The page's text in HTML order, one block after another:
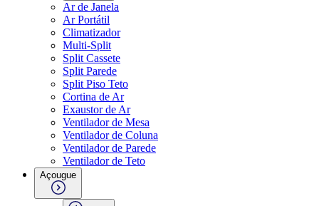
Ar de Janela
Ar Portátil
Climatizador
Multi-Split
Split Cassete
Split Parede
Split Piso Teto
Cortina de Ar
Exaustor de Ar
Ventilador de Mesa
Ventilador de Coluna
Ventilador de Parede
Ventilador de Teto
Açougue